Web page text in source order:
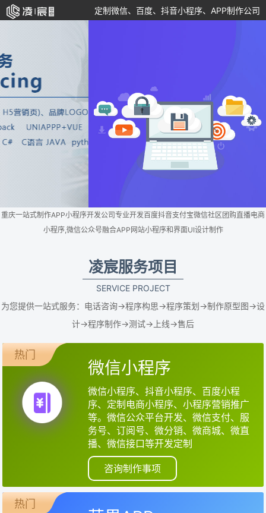
定制微信、百度、抖音小程序、APP制作公司
重庆一站式制作APP小程序开发公司专业开发百度抖音支付宝微信社区团购直播电商
小程序,微信公众号融合APP网站小程序和界面UI设计制作
凌宸服务项目
SERVICE PROJECT
为您提供一站式服务：电话咨询->程序构思->程序策划->制作原型图->设
计->程序制作->测试->上线->售后
热门
微信小程序
微信小程序、抖音小程序、百度小程
序、定制电商小程序、小程序营销推广
等。微信公众平台开发、微信支付、服
务号、订阅号、微分销、微商城、微直
播、微信接口等开发定制
咨询制作事项
热门